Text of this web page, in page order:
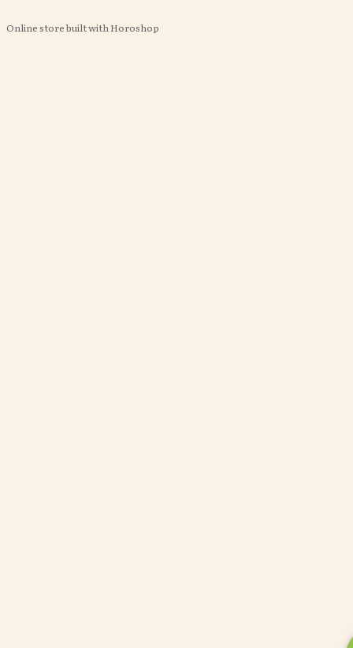
Online store built with Horoshop